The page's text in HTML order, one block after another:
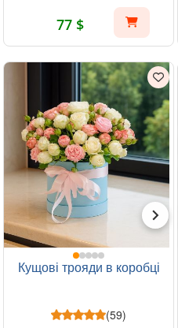
77 $
Кущові трояди в коробці
(59)